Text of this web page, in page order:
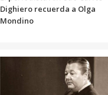
Dighiero recuerda a Olga
Mondino